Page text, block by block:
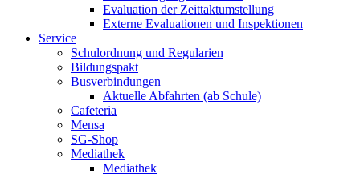
Evaluation der Zeittaktumstellung
Externe Evaluationen und Inspektionen
Service
Schulordnung und Regularien
Bildungspakt
Busverbindungen
Aktuelle Abfahrten (ab Schule)
Cafeteria
Mensa
SG-Shop
Mediathek
Mediathek